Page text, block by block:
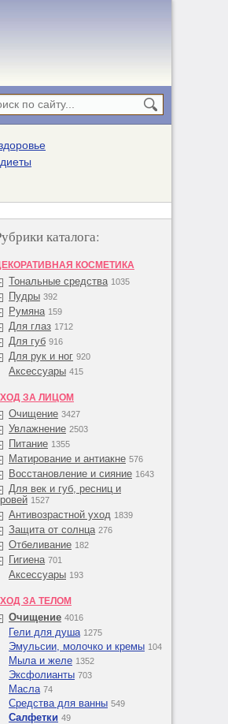
каталога:
КОСМЕТИКА
Тональные средства 1035
Пудры 392
Румяна 159
Для глаз 1712
Для губ 916
Для рук и ног 920
Аксессуары 415
ЗА ЛИЦОМ
Очищение 3427
Увлажнение 2503
Питание 1355
Матирование и антиакне 576
Восстановление и сияние 1643
Для век и губ, ресниц и
1527
Антивозрастной уход 1839
Защита от солнца 276
Отбеливание 182
Гигиена 701
Аксессуары 193
ЗА ТЕЛОМ
Очищение 4016
Гели для душа 1275
Эмульсии, молочко и кремы 104
Мыла и желе 1352
Эксфолианты 703
Масла 74
Средства для ванны 549
Салфетки 49